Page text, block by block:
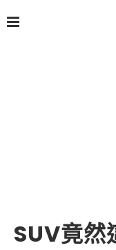
SUV竟然